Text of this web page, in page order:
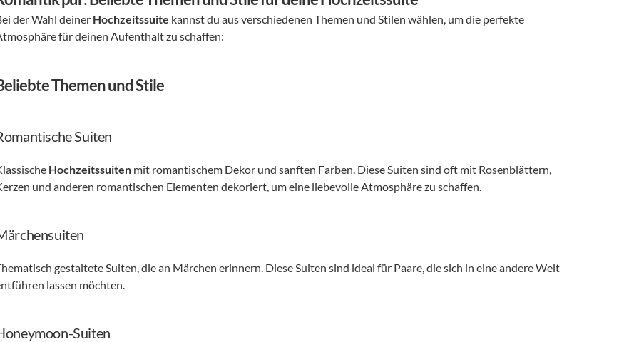
der Wahl deiner Hochzeitssuite kannst du aus verschiedenen Themen und Stilen wählen, um die perfekte
für deinen Aufenthalt zu schaffen:
Themen und Stile
Suiten
Hochzeitssuiten mit romantischem Dekor und sanften Farben. Diese Suiten sind oft mit Rosenblättern,
und anderen romantischen Elementen dekoriert, um eine liebevolle Atmosphäre zu schaffen.
gestaltete Suiten, die an Märchen erinnern. Diese Suiten sind ideal für Paare, die sich in eine andere Welt
lassen möchten.
Suiten